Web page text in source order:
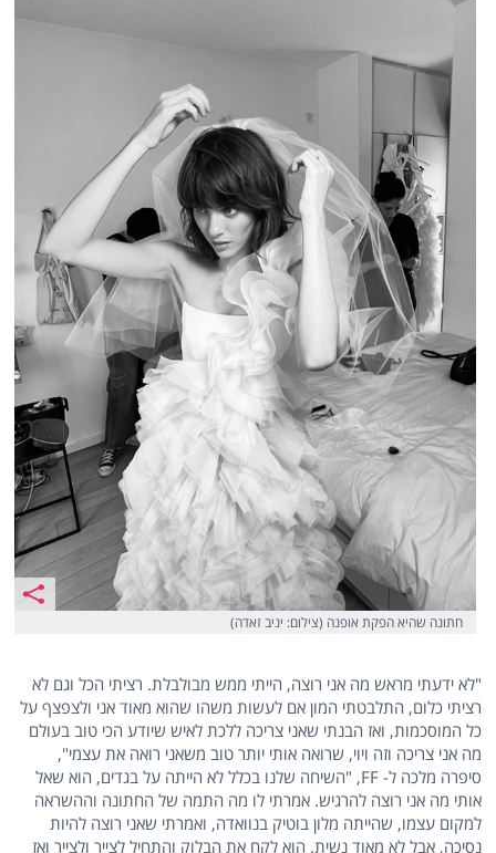
חתונה שהיא הפקת אופנה (צילום: יניב זאדה)
"לא ידעתי מראש מה אני רוצה, הייתי ממש מבולבלת. רציתי הכל וגם לא
רציתי כלום, התלבטתי המון אם לעשות משהו שהוא מאוד אני ולצפצף על
כל המוסכמות, ואז הבנתי שאני צריכה ללכת לאיש שיודע הכי טוב בעולם
מה אני צריכה וזה ויוי, שרואה אותי יותר טוב משאני רואה את עצמי",
סיפרה מלכה ל- FF, "השיחה שלנו בכלל לא הייתה על בגדים, הוא שאל
אותי מה אני רוצה להרגיש. אמרתי לו מה התמה של החתונה וההשראה
למקום עצמו, שהייתה מלון בוטיק בנוואדה, ואמרתי שאני רוצה להיות
נסיכה, אבל לא מאוד נשית. הוא לקח את הבלוק והתחיל לצייר ולצייר ואז